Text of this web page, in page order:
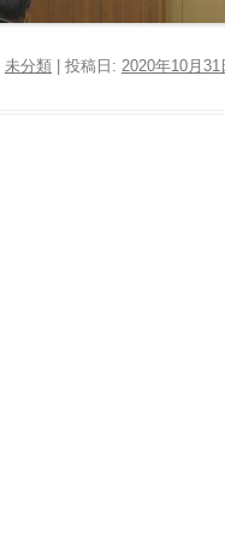
未分類 | 投稿日: 2020年10月31